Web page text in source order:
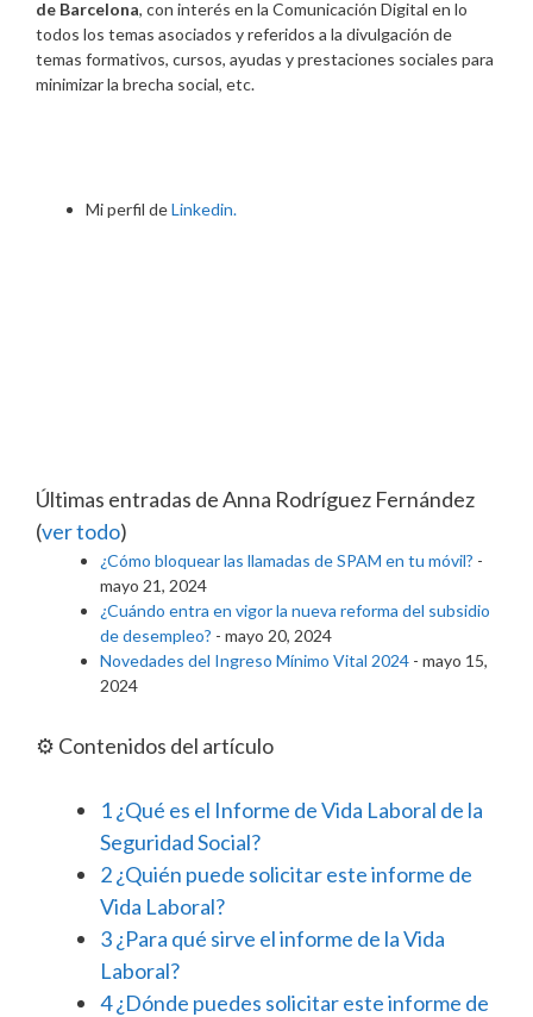
de Barcelona, con interés en la Comunicación Digital en lo
todos los temas asociados y referidos a la divulgación de
temas formativos, cursos, ayudas y prestaciones sociales para
minimizar la brecha social, etc.
Mi perfil deLinkedin.
Últimas entradas de Anna Rodríguez Fernández
(ver todo)
¿Cómo bloquear las llamadas de SPAM en tu móvil? -
mayo 21, 2024
¿Cuándo entra en vigor la nueva reforma del subsidio
de desempleo? - mayo 20, 2024
Novedades del Ingreso Mínimo Vital 2024 - mayo 15,
2024
⚙️ Contenidos del artículo
1¿Qué es el Informe de Vida Laboral de la
Seguridad Social?
2¿Quién puede solicitar este informe de
Vida Laboral?
3¿Para qué sirve el informe de la Vida
Laboral?
4¿Dónde puedes solicitar este informe de